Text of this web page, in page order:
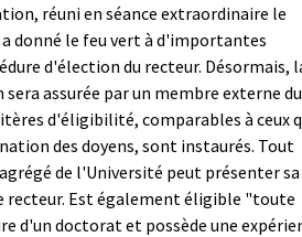
réuni en séance extraordinaire le
donné le feu vert à d'importantes
d'élection du recteur. Désormais,
assurée par un membre externe du
d'éligibilité, comparables à ceux
des doyens, sont instaurés. Tout
de l'Université peut présenter sa
recteur. Est également éligible "toute
d'un doctorat et possède une